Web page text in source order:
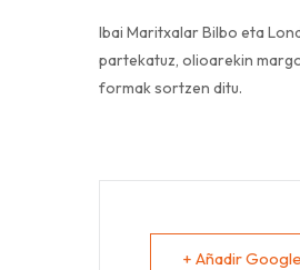
Ibai Maritxalar Bilbo eta
partekatuz, olioarekin
formak sortzen ditu.
+ Añadir